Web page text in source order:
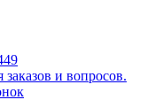
заказов и вопросов.